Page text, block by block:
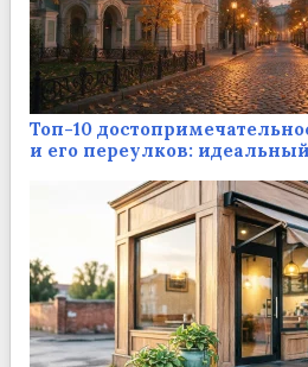
Топ-10
и его переулков: